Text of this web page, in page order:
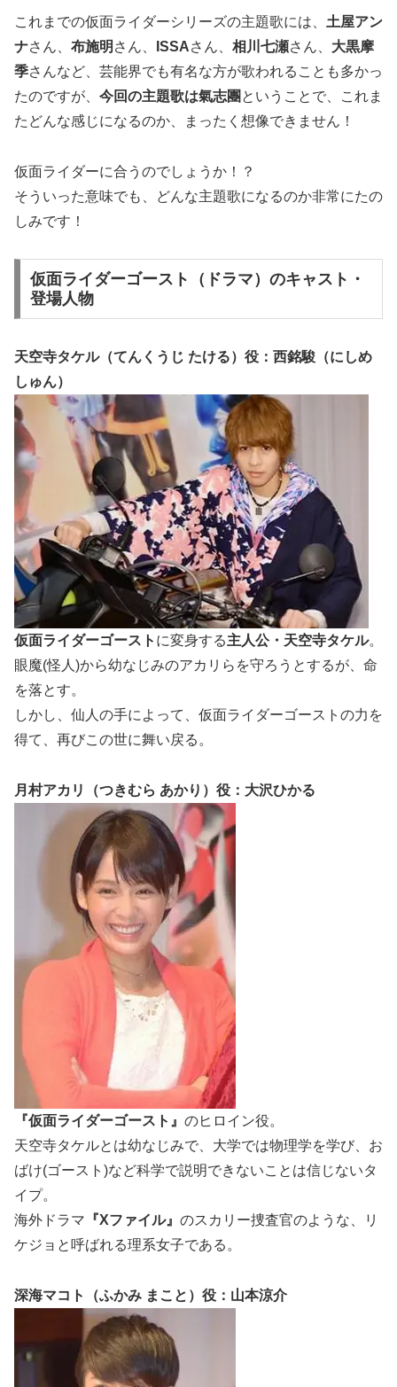
これまでの仮面ライダーシリーズの主題歌には、 土屋アン
ナさん、 布施明 さん、 ISSAさん、 相川七瀬さん、 大黒摩
季さんなど、芸能界でも有名な方が歌われることも多かっ
たのですが、 今回の主題歌は氣志團 ということで、これま
たどんな感じになるのか、まったく想像できません！
仮面ライダーに合うのでしょうか！？
そういった意味でも、どんな主題歌になるのか非常にたの
しみです！
仮面ライダーゴースト（ドラマ）のキャスト・
登場人物
天空寺タケル（てんくうじ たける）役：西銘駿（にしめ
しゅん）
仮面ライダーゴースト に変身する主人公・天空寺タケル。
眼魔(怪人)から幼なじみのアカリらを守ろうとするが、命
を落とす。
しかし、仙人の手によって、仮面ライダーゴーストの力を
得て、再びこの世に舞い戻る。
月村アカリ（つきむら あかり）役：大沢ひかる
『仮面ライダーゴースト』 のヒロイン役。
天空寺タケルとは幼なじみで、大学では物理学を学び、お
ばけ(ゴースト)など科学で説明できないことは信じないタ
イプ。
海外ドラマ 『Xファイル』 のスカリー捜査官のような、
リ
ケジョ と呼ばれる理系女子である。
深海マコト（ふかみ まこと）役：山本涼介